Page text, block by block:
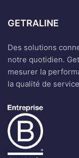
GETRALINE
Des solutions
notre quotidien.
mesurer la
la qualité de